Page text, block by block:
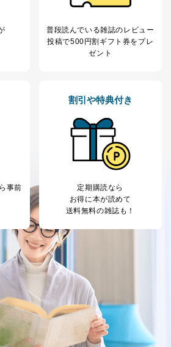
は具体的には以下のような企業です
タマーサポート支援会社 、クレジッ
などの決済代行・料金回収会社、広
開示対象個人情報について利用目的
場合には、遅滞なくこれに応じま
～④のいずれかに該当する場合は、
その旨を通知するとともに、理由を
ます。
知し、又は公表することによって
命、身体、財産その他の権利利益を
場合
知し、又は公表することによって
は正当な利益を害するおそれがある
共団体が法令の定める事務を遂行
力する必要がある場合であって、利
、又は公表することによって当該
及ぼすおそれがあるとき
利用目的が明らかな場合
普段読んでいる雑誌のレビュー
投稿で500円割ギフト券をプレ
ゼント
事前
割引や特典付き
定期購読なら
お得に本が読めて
送料無料の雑誌も！